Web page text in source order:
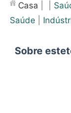
Saúde
Casa
Saúde
Sobre